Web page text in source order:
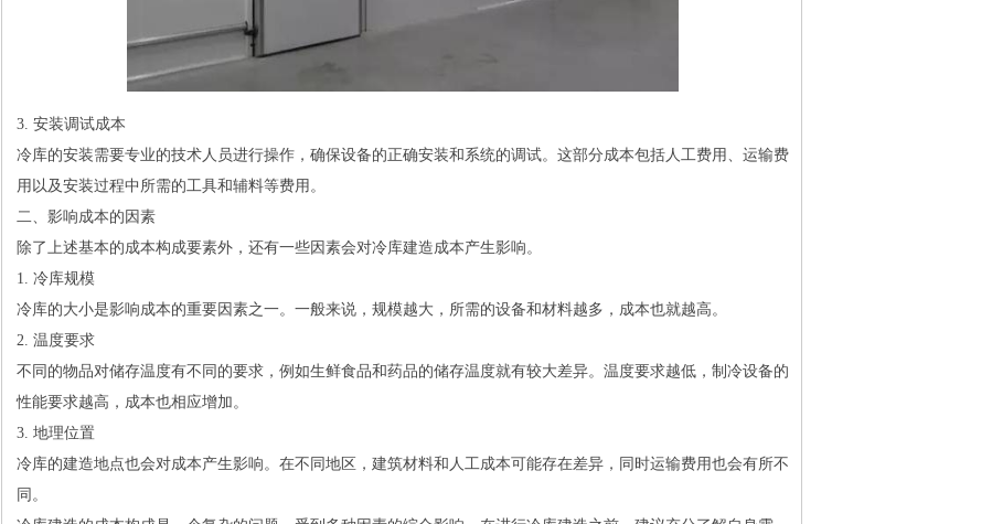
3. 安装调试成本
冷库的安装需要专业的技术人员进行操作，确保设备的正确安装和系统的调试。这部分成本包括人工费用、运输费
用以及安装过程中所需的工具和辅料等费用。
二、影响成本的因素
除了上述基本的成本构成要素外，还有一些因素会对冷库建造成本产生影响。
1. 冷库规模
冷库的大小是影响成本的重要因素之一。一般来说，规模越大，所需的设备和材料越多，成本也就越高。
2. 温度要求
不同的物品对储存温度有不同的要求，例如生鲜食品和药品的储存温度就有较大差异。温度要求越低，制冷设备的
性能要求越高，成本也相应增加。
3. 地理位置
冷库的建造地点也会对成本产生影响。在不同地区，建筑材料和人工成本可能存在差异，同时运输费用也会有所不
同。